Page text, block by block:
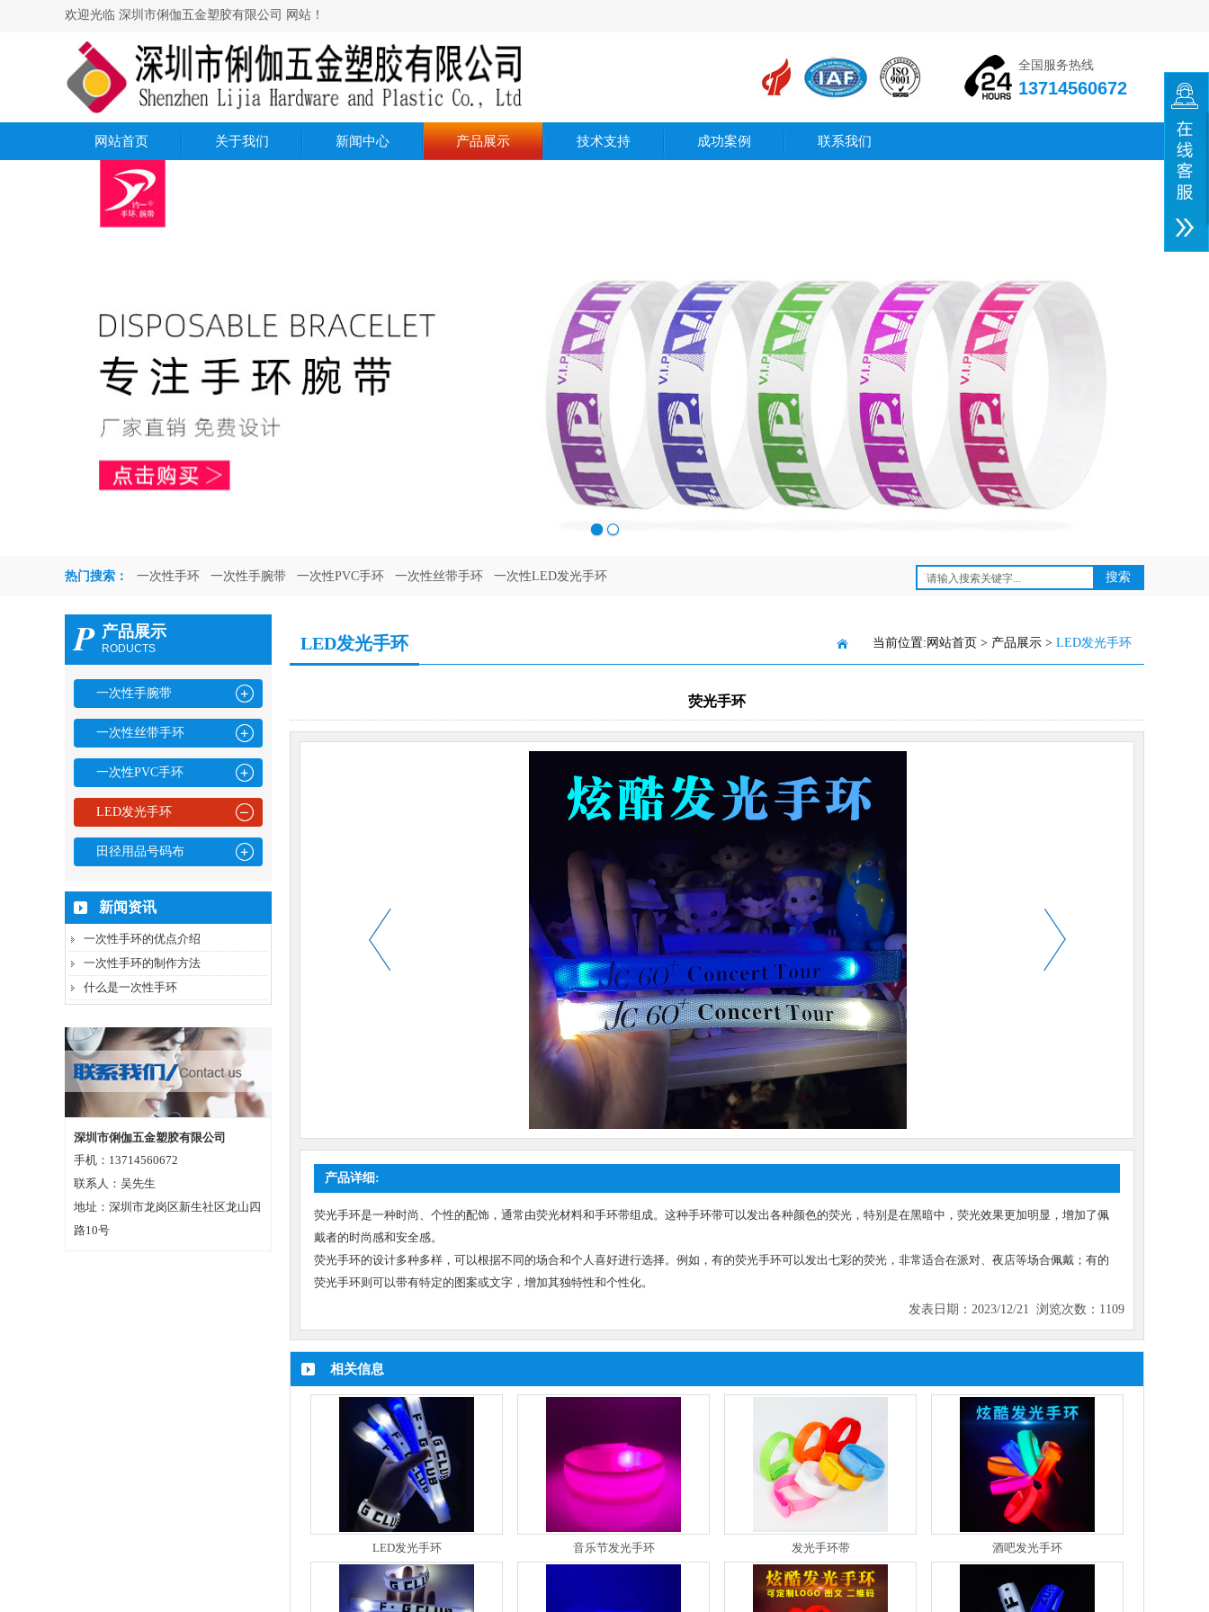
欢迎光临 深圳市俐伽五金塑胶有限公司 网站！
全国服务热线
13714560672
网站首页 关于我们 新闻中心 产品展示 技术支持 成功案例 联系我们
热门搜索： 一次性手环 一次性手腕带 一次性PVC手环 一次性丝带手环 一次性LED发光手环
P 产品展示
RODUCTS
一次性手腕带
一次性丝带手环
一次性PVC手环
LED发光手环
田径用品号码布
新闻资讯
一次性手环的优点介绍
一次性手环的制作方法
什么是一次性手环
深圳市俐伽五金塑胶有限公司
手机：13714560672
联系人：吴先生
地址：深圳市龙岗区新生社区龙山四
路10号
LED发光手环 当前位置: 网站首页 > 产品展示 > LED发光手环
荧光手环
产品详细:
荧光手环是一种时尚、个性的配饰，通常由荧光材料和手环带组成。这种手环带可以发出各种颜色的荧光，特别是在黑暗中，荧光效果更加明显，增加了佩
戴者的时尚感和安全感。
荧光手环的设计多种多样，可以根据不同的场合和个人喜好进行选择。例如，有的荧光手环可以发出七彩的荧光，非常适合在派对、夜店等场合佩戴；有的
荧光手环则可以带有特定的图案或文字，增加其独特性和个性化。
发表日期：2023/12/21 浏览次数：1109
相关信息
LED发光手环 音乐节发光手环 发光手环带 酒吧发光手环